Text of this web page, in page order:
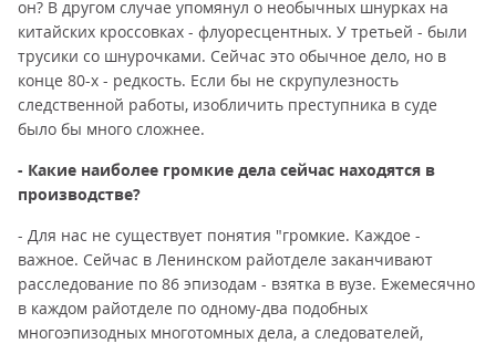
он? В другом случае упомянул о необычных шнурках на
китайских кроссовках - флуоресцентных. У третьей - были
трусики со шнурочками. Сейчас это обычное дело, но в
конце 80-х - редкость. Если бы не скрупулезность
следственной работы, изобличить преступника в суде
было бы много сложнее.
- Какие наиболее громкие дела сейчас находятся в
производстве?
- Для нас не существует понятия "громкие. Каждое -
важное. Сейчас в Ленинском райотделе заканчивают
расследование по 86 эпизодам - взятка в вузе. Ежемесячно
в каждом райотделе по одному-два подобных
многоэпизодных многотомных дела, а следователей,